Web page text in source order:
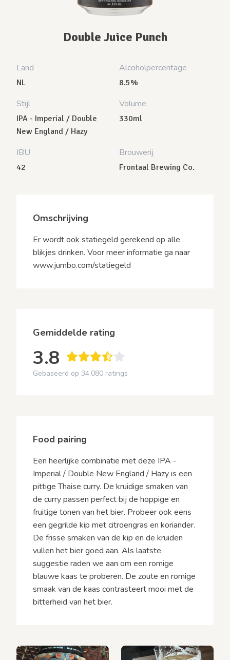
Double Juice Punch
Land
NL
Alcoholpercentage
8.5%
Stijl
IPA - Imperial / Double
New England / Hazy
Volume
330ml
IBU
42
Brouwerij
Frontaal Brewing Co.
Omschrijving
Er wordt ook statiegeld gerekend op alle
blikjes drinken. Voor meer informatie ga naar
www.jumbo.com/statiegeld
Gemiddelde rating
3.8
Gebaseerd op 34.080 ratings
Food pairing
Een heerlijke combinatie met deze IPA -
Imperial / Double New England / Hazy is een
pittige Thaise curry. De kruidige smaken van
de curry passen perfect bij de hoppige en
fruitige tonen van het bier. Probeer ook eens
een gegrilde kip met citroengras en koriander.
De frisse smaken van de kip en de kruiden
vullen het bier goed aan. Als laatste
suggestie raden we aan om een romige
blauwe kaas te proberen. De zoute en romige
smaak van de kaas contrasteert mooi met de
bitterheid van het bier.